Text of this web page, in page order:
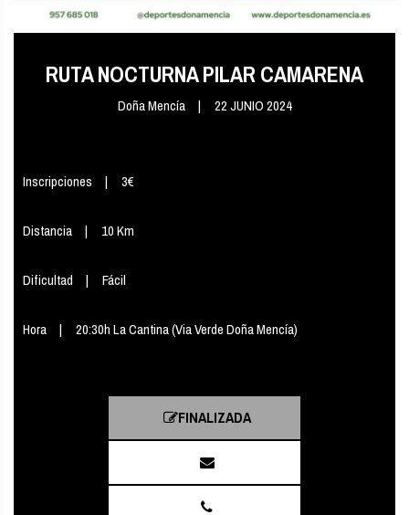
RUTA NOCTURNA PILAR CAMARENA
Doña Mencía 22 JUNIO 2024
Inscripciones 3€
Distancia 10 Km
Dificultad Fácil
Hora 20:30h La Cantina (Via Verde Doña Mencía)
FINALIZADA